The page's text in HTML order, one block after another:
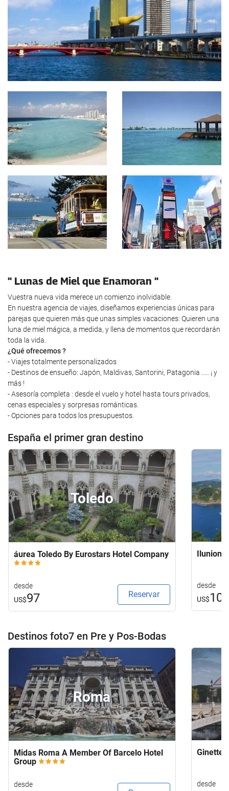
" Lunas de Miel que Enamoran "
Vuestra nueva vida merece un comienzo inolvidable.
En nuestra agencia de viajes, diseñamos experiencias únicas para
parejas que quieren más que unas simples vacaciones: Quieren una
luna de miel mágica, a medida, y llena de momentos que recordarán
toda la vida.
¿Qué ofrecemos ?
- Viajes totalmente personalizados
- Destinos de ensueño: Japón, Maldivas, Santorini, Patagonia ..... ¡ y
más !
- Asesoría completa : desde el vuelo y hotel hasta tours privados,
cenas especiales y sorpresas románticas.
- Opciones para todos los presupuestos.
España el primer gran destino
Toledo
áurea Toledo By Eurostars Hotel Company
desde
US$97 Reservar
Ilunion
desde
US$
Destinos foto7 en Pre y Pos-Bodas
Roma
Midas Roma A Member Of Barcelo Hotel
Group
desde
Ginette
desde